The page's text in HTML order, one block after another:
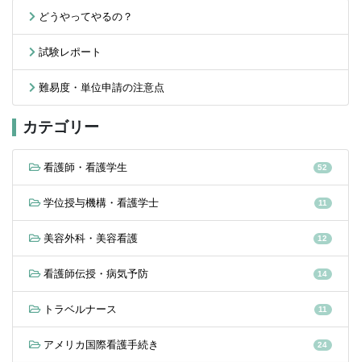
どうやってやるの？
試験レポート
難易度・単位申請の注意点
カテゴリー
看護師・看護学生 52
学位授与機構・看護学士 11
美容外科・美容看護 12
看護師伝授・病気予防 14
トラベルナース 11
アメリカ国際看護手続き 24